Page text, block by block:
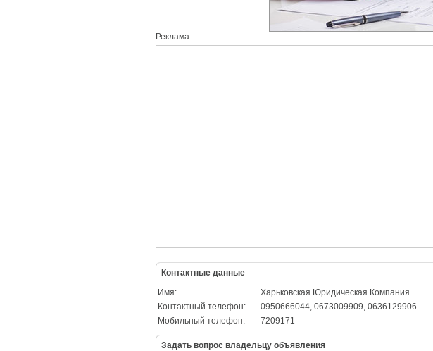
Реклама
Контактные данные
Имя:
Харьковская Юридическая Компания
Контактный телефон:
0950666044, 0673009909, 0636129906
Мобильный телефон:
7209171
Задать вопрос владельцу объявления